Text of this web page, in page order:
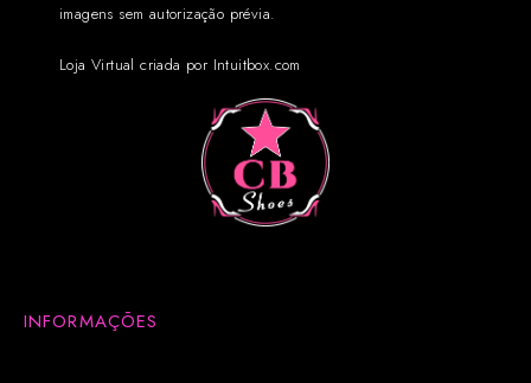
imagens sem autorização prévia.
Loja Virtual criada por Intuitbox.com
INFORMAÇÕES